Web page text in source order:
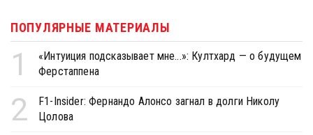
ПОПУЛЯРНЫЕ МАТЕРИАЛЫ
1
«Интуиция подсказывает мне...»: Култхард — о будущем
Ферстаппена
2
F1-Insider: Фернандо Алонсо загнал в долги Николу
Цолова